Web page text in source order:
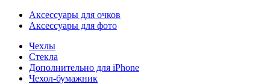
Аксессуары для очков
Аксессуары для фото
Чехлы
Стекла
Дополнительно для iPhone
Чехол-бумажник